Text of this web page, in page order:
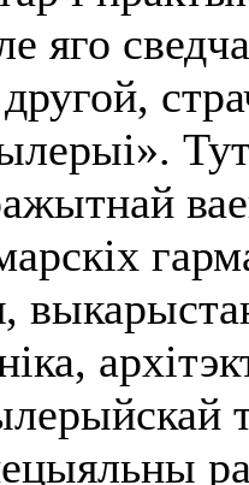
яго